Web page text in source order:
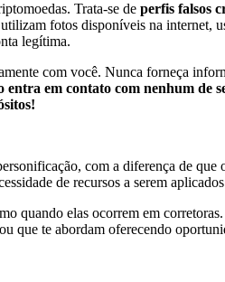
Trata-se de perfis falsos
fotos disponíveis na
legítima.
com você. Nunca forneça
entra em contato com nenhum
com a diferença de
de recursos a serem
quando elas ocorrem em
que te abordam oferecendo